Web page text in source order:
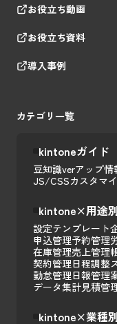
お役立ち動画
お役立ち資料
導入事例
カテゴリ一覧
kintoneガイド
豆知識verアップ情
JS/CSSカスタマ
kintone×用途別
設定テンプレート
申込管理予約管理
在庫管理売上管理
契約管理日程調整
勤怠管理日報管理
データ集計見積管
kintone×業種別